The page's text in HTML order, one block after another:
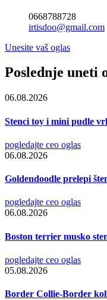
0668788728
irtisdoo@gmail.com
Unesite vaš oglas
Poslednje uneti
06.08.2026
Stenci toy i mini pudle
pogledajte ceo oglas
06.08.2026
Goldendoodle prelepi
pogledajte ceo oglas
06.08.2026
Boston terrier musko
pogledajte ceo oglas
05.08.2026
Border Collie-Border